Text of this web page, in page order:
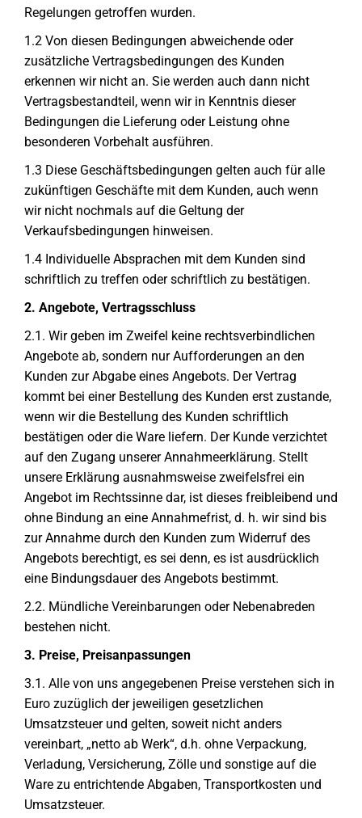
Regelungen getroffen wurden.
1.2 Von diesen Bedingungen abweichende oder
zusätzliche Vertragsbedingungen des Kunden
erkennen wir nicht an. Sie werden auch dann nicht
Vertragsbestandteil, wenn wir in Kenntnis dieser
Bedingungen die Lieferung oder Leistung ohne
besonderen Vorbehalt ausführen.
1.3 Diese Geschäftsbedingungen gelten auch für alle
zukünftigen Geschäfte mit dem Kunden, auch wenn
wir nicht nochmals auf die Geltung der
Verkaufsbedingungen hinweisen.
1.4 Individuelle Absprachen mit dem Kunden sind
schriftlich zu treffen oder schriftlich zu bestätigen.
2. Angebote, Vertragsschluss
2.1. Wir geben im Zweifel keine rechtsverbindlichen
Angebote ab, sondern nur Aufforderungen an den
Kunden zur Abgabe eines Angebots. Der Vertrag
kommt bei einer Bestellung des Kunden erst zustande,
wenn wir die Bestellung des Kunden schriftlich
bestätigen oder die Ware liefern. Der Kunde verzichtet
auf den Zugang unserer Annahmeerklärung. Stellt
unsere Erklärung ausnahmsweise zweifelsfrei ein
Angebot im Rechtssinne dar, ist dieses freibleibend und
ohne Bindung an eine Annahmefrist, d. h. wir sind bis
zur Annahme durch den Kunden zum Widerruf des
Angebots berechtigt, es sei denn, es ist ausdrücklich
eine Bindungsdauer des Angebots bestimmt.
2.2. Mündliche Vereinbarungen oder Nebenabreden
bestehen nicht.
3. Preise, Preisanpassungen
3.1. Alle von uns angegebenen Preise verstehen sich in
Euro zuzüglich der jeweiligen gesetzlichen
Umsatzsteuer und gelten, soweit nicht anders
vereinbart, „netto ab Werk“, d.h. ohne Verpackung,
Verladung, Versicherung, Zölle und sonstige auf die
Ware zu entrichtende Abgaben, Transportkosten und
Umsatzsteuer.